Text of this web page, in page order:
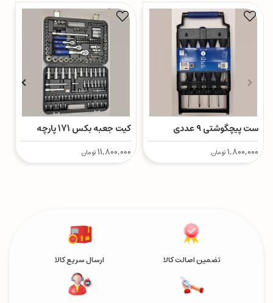
ست پیچگوشتی ۹ عددی
1,800,000تومان
کیت جعبه بکس 171 پارچه
11,800,000تومان
تضمین اصالت کالا ارسال سریع کالا